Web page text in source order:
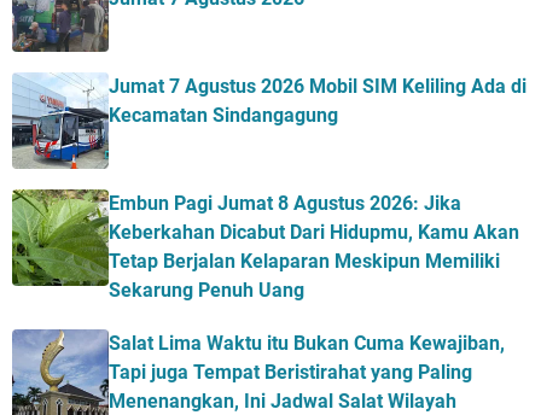
Jumat 7 Agustus 2026 Mobil SIM Keliling Ada di
Kecamatan Sindangagung
Embun Pagi Jumat 8 Agustus 2026: Jika
Keberkahan Dicabut Dari Hidupmu, Kamu Akan
Tetap Berjalan Kelaparan Meskipun Memiliki
Sekarung Penuh Uang
Salat Lima Waktu itu Bukan Cuma Kewajiban,
Tapi juga Tempat Beristirahat yang Paling
Menenangkan, Ini Jadwal Salat Wilayah